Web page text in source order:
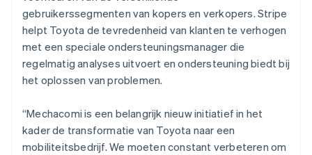
gebruikerssegmenten van kopers en verkopers. Stripe
helpt Toyota de tevredenheid van klanten te verhogen
met een speciale ondersteuningsmanager die
regelmatig analyses uitvoert en ondersteuning biedt bij
het oplossen van problemen.
“Mechacomi is een belangrijk nieuw initiatief in het
kader de transformatie van Toyota naar een
mobiliteitsbedrijf. We moeten constant verbeteren om
English
Canada
EnglishFrançais
Cyprus
English
Denemarken
English
DeutschEnglish
Estland
English